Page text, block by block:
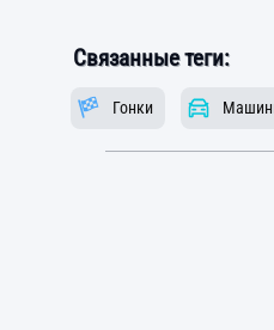
Связанные теги:
Гонки